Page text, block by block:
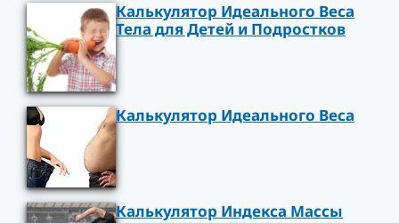
Калькулятор Идеального Веса
Тела для Детей и Подростков
Калькулятор Идеального Веса
Калькулятор Индекса Массы